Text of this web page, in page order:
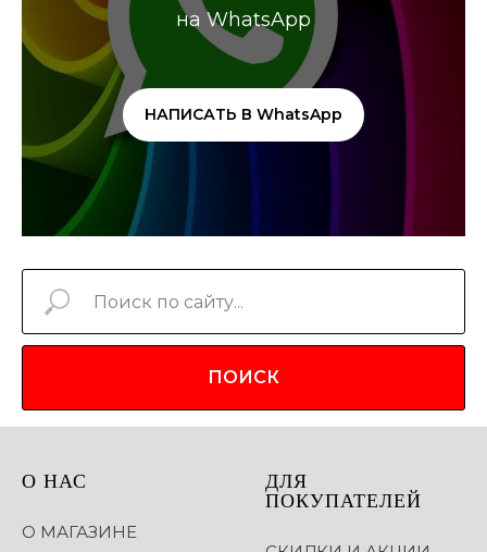
на WhatsApp
НАПИСАТЬ В WhatsApp
ПОИСК
О НАС
О МАГАЗИНЕ
ДЛЯ
ПОКУПАТЕЛЕЙ